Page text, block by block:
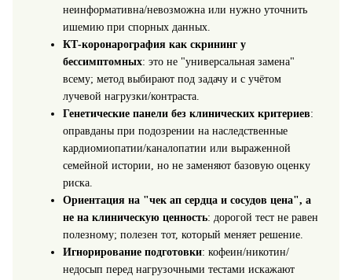
неинформативна/невозможна или нужно уточнить
ишемию при спорных данных.
КТ‑коронарография как скрининг у
бессимптомных: это не "универсальная замена"
всему; метод выбирают под задачу и с учётом
лучевой нагрузки/контраста.
Генетические панели без клинических критериев:
оправданы при подозрении на наследственные
кардиомиопатии/каналопатии или выраженной
семейной истории, но не заменяют базовую оценку
риска.
Ориентация на "чек ап сердца и сосудов цена", а
не на клиническую ценность: дорогой тест не равен
полезному; полезен тот, который меняет решение.
Игнорирование подготовки: кофеин/никотин/
недосып перед нагрузочными тестами искажают